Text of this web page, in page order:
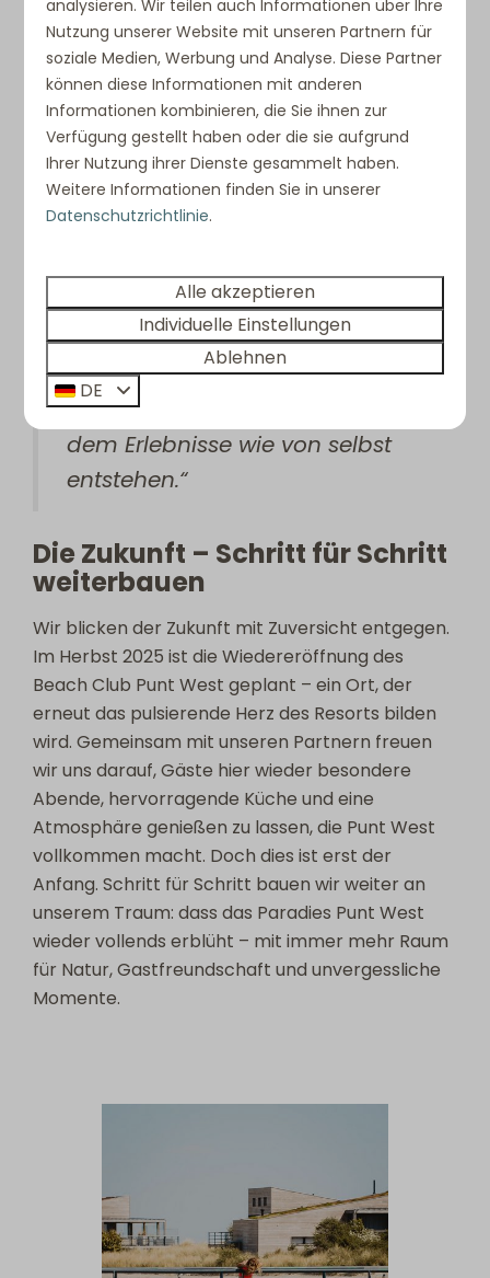
wollten Erinnerungen schaffen. Deshalb führten
wir einen Frühstücksservice für Villen und Studios
ein, organisierten Yogastunden am Wasser,
starteten den Verleih von Wassersportgeräten
und arbeiteten mit Eat Sous zusammen, um
unsere Gäste auch kulinarisch zu verwöhnen. So
erhält jeder Aufenthalt das gewisse Extra, etwas,
das über Komfort allein hinausgeht: ein
Genuss ineinandergreifen.
„Von Yoga bei Sonnenaufgang
bis zum privaten Dinner in der
Villa – Punt West ist ein Ort, an
dem Erlebnisse wie von selbst
entstehen.“
Die Zukunft – Schritt für Schritt
weiterbauen
Wir blicken der Zukunft mit Zuversicht entgegen.
Im Herbst 2025 ist die Wiedereröffnung des
Beach Club Punt West geplant – ein Ort, der
erneut das pulsierende Herz des Resorts bilden
wird. Gemeinsam mit unseren Partnern freuen
wir uns darauf, Gäste hier wieder besondere
Abende, hervorragende Küche und eine
Atmosphäre genießen zu lassen, die Punt West
vollkommen macht. Doch dies ist erst der
Anfang. Schritt für Schritt bauen wir weiter an
unserem Traum: dass das Paradies Punt West
wieder vollends erblüht – mit immer mehr Raum
für Natur, Gastfreundschaft und unvergessliche
Momente.
analysieren. Wir teilen auch Informationen über Ihre
Nutzung unserer Website mit unseren Partnern für
soziale Medien, Werbung und Analyse. Diese Partner
können diese Informationen mit anderen
Informationen kombinieren, die Sie ihnen zur
Verfügung gestellt haben oder die sie aufgrund
Ihrer Nutzung ihrer Dienste gesammelt haben.
Weitere Informationen finden Sie in unserer
Datenschutzrichtlinie.
Alle akzeptieren
Individuelle Einstellungen
Ablehnen
DE